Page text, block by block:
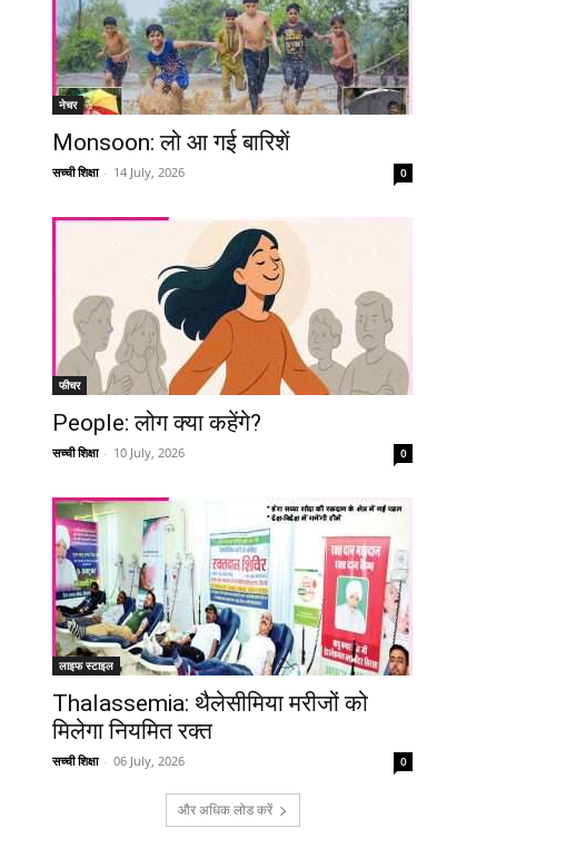
नेचर
Monsoon: लो आ गई बारिशें
सच्ची शिक्षा - 14 July, 2026 0
फीचर
People: लोग क्या कहेंगे?
सच्ची शिक्षा - 10 July, 2026 0
लाइफ स्टाइल
Thalassemia: थैलेसीमिया मरीजों को
मिलेगा नियमित रक्त
सच्ची शिक्षा - 06 July, 2026 0
और अधिक लोड करें